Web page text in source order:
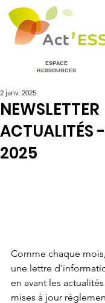
ESPACE
RESSOURCES
NEWSLETTER
2025
2 janv. 2025
Comme chaque
une lettre
en avant les
mises à jour